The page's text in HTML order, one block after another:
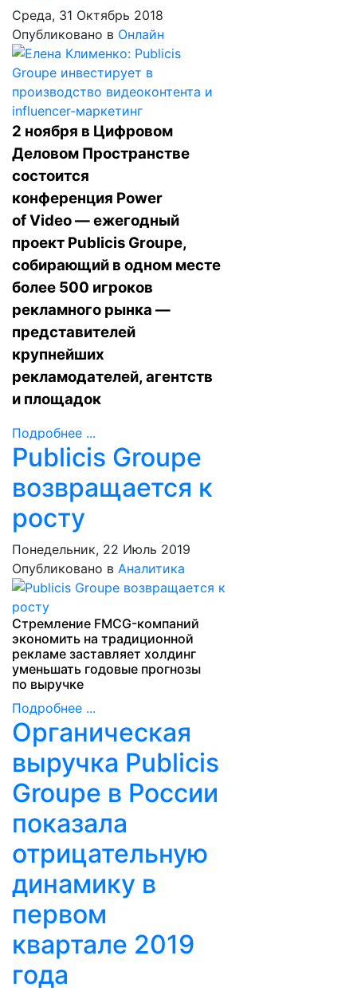
Среда, 31 Октябрь 2018
Опубликовано в Онлайн
2 ноября в Цифровом
Деловом Пространстве
состоится
конференция Power
of Video— ежегодный
проект Publicis Groupe,
собирающий в одном месте
более 500 игроков
рекламного рынка —
представителей
крупнейших
рекламодателей, агентств
и площадок
Подробнее ...
Publicis Groupe
возвращается к
росту
Понедельник, 22 Июль 2019
Опубликовано в Аналитика
Стремление FMCG-компаний
экономить на традиционной
рекламе заставляет холдинг
уменьшать годовые прогнозы
по выручке
Подробнее ...
Органическая
выручка Publicis
Groupe в России
показала
отрицательную
динамику в
первом
квартале 2019
года